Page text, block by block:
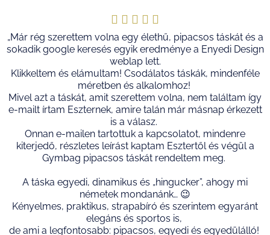
    
Rated
5
out
of
„Már rég szerettem volna egy élethű, pipacsos táskát és a
sokadik google keresés egyik eredménye a Enyedi Design
weblap lett.
Klikkeltem és elámultam! Csodálatos táskák, mindenféle
méretben és alkalomhoz!
Mivel azt a táskát, amit szerettem volna, nem találtam így
e-mailt írtam Eszternek, amire talán már másnap érkezett
is a válasz.
Onnan e-mailen tartottuk a kapcsolatot, mindenre
kiterjedő, részletes leírást kaptam Esztertől és végül a
Gymbag pipacsos táskát rendeltem meg.
A táska egyedi, dinamikus és „hingucker”, ahogy mi
németek mondanánk… 😉
Kényelmes, praktikus, strapabíró és szerintem egyaránt
elegáns és sportos is,
de ami a legfontosabb: pipacsos, egyedi és egyedülálló!